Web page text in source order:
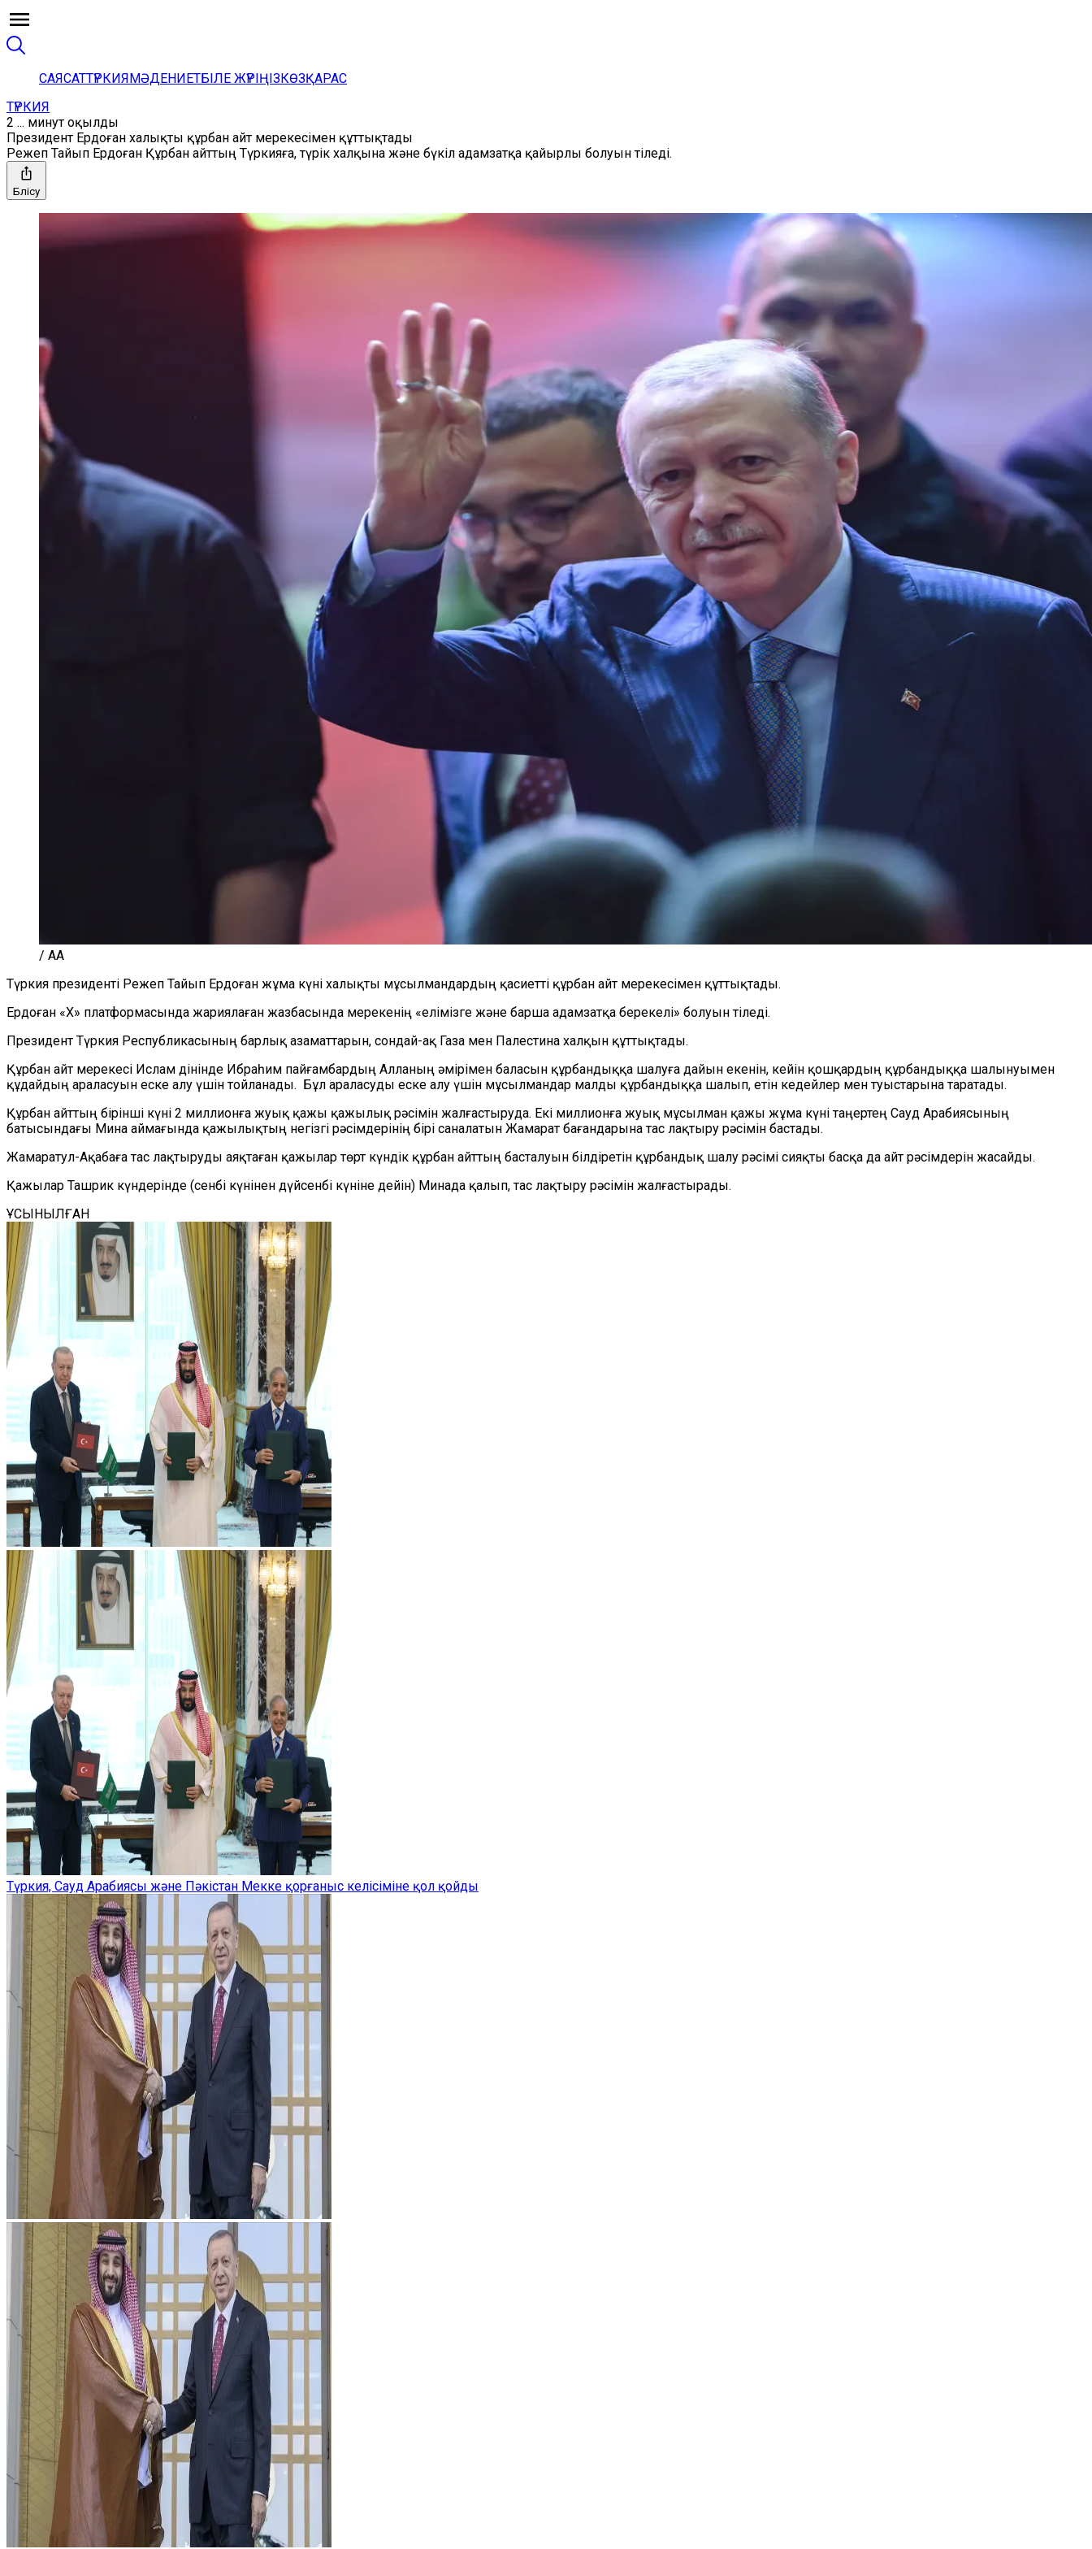
САЯСАТТҮРКИЯМӘДЕНИЕТБІЛЕ ЖҮРІҢІЗКӨЗҚАРАС
ТҮРКИЯ
2 ... минут оқылды
Президент Ердоған халықты құрбан айт мерекесімен құттықтады
Режеп Тайып Ердоған Құрбан айттың Түркияға, түрік халқына және бүкіл адамзатқа қайырлы болуын тіледі.
Бөлісу
/ AA
Түркия президенті Режеп Тайып Ердоған жұма күні халықты мұсылмандардың қасиетті құрбан айт мерекесімен құттықтады.
Ердоған «X» платформасында жариялаған жазбасында мерекенің «елімізге және барша адамзатқа берекелі» болуын тіледі.
Президент Түркия Республикасының барлық азаматтарын, сондай-ақ Газа мен Палестина халқын құттықтады.
Құрбан айт мерекесі Ислам дінінде Ибраһим пайғамбардың Алланың әмірімен баласын құрбандыққа шалуға дайын екенін, кейін қошқардың құрбандыққа шалынуымен
құдайдың араласуын еске алу үшін тойланады. Бұл араласуды еске алу үшін мұсылмандар малды құрбандыққа шалып, етін кедейлер мен туыстарына таратады.
Құрбан айттың бірінші күні 2 миллионға жуық қажы қажылық рәсімін жалғастыруда. Екі миллионға жуық мұсылман қажы жұма күні таңертең Сауд Арабиясының
батысындағы Мина аймағында қажылықтың негізгі рәсімдерінің бірі саналатын Жамарат бағандарына тас лақтыру рәсімін бастады.
Жамаратул-Ақабаға тас лақтыруды аяқтаған қажылар төрт күндік құрбан айттың басталуын білдіретін құрбандық шалу рәсімі сияқты басқа да айт рәсімдерін жасайды.
Қажылар Ташрик күндерінде (сенбі күнінен дүйсенбі күніне дейін) Минада қалып, тас лақтыру рәсімін жалғастырады.
ҰСЫНЫЛҒАН
Түркия, Сауд Арабиясы және Пәкістан Мекке қорғаныс келісіміне қол қойды